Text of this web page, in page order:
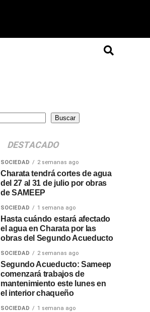
Buscar
DESTACADO
SOCIEDAD 2 semanas ago
Charata tendrá cortes de agua
del 27 al 31 de julio por obras
de SAMEEP
SOCIEDAD 1 semana ago
Hasta cuándo estará afectado
el agua en Charata por las
obras del Segundo Acueducto
SOCIEDAD 2 semanas ago
Segundo Acueducto: Sameep
comenzará trabajos de
mantenimiento este lunes en
el interior chaqueño
SOCIEDAD 1 semana ago